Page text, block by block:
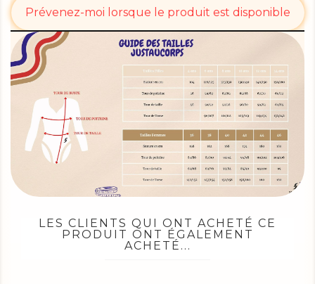
Prévenez-moi lorsque le produit est disponible
LES CLIENTS QUI ONT ACHETÉ CE
PRODUIT ONT ÉGALEMENT
ACHETÉ...